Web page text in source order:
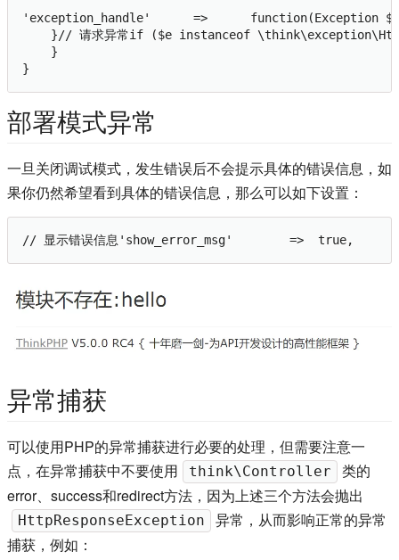
'exception_handle'	=>	function(Exception $e){// 参数验证错误if ($e instanceof \think\exception\ValidateException) {return json($e->getError(), 422);
}// 请求异常if ($e instanceof
}
}
部署模式异常
一旦关闭调试模式，发生错误后不会提示具体的错误信息，如
果你仍然希望看到具体的错误信息，那么可以如下设置：
// 显示错误信息'show_error_msg'        =>  true,
异常捕获
可以使用PHP的异常捕获进行必要的处理，但需要注意一
点，在异常捕获中不要使用
think\Controller
类的
error、success和redirect方法，因为上述三个方法会抛出
HttpResponseException
异常，从而影响正常的异常
捕获，例如：